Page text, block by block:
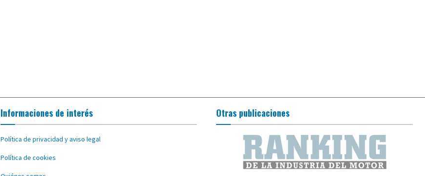
Informaciones de interés
Política de privacidad y aviso legal
Política de cookies
Otras publicaciones